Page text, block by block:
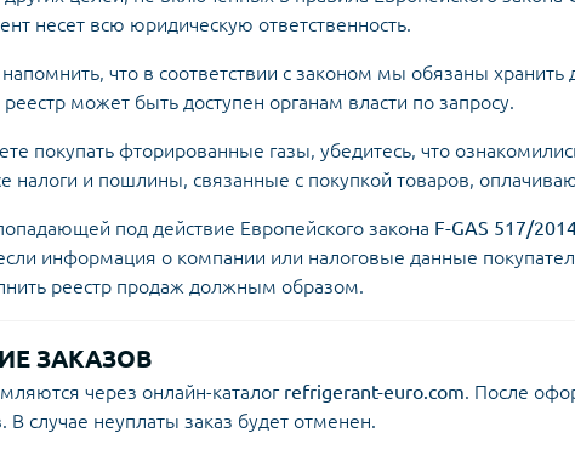
несет всю юридическую ответственность.
что в соответствии с законом мы обязаны
может быть доступен органам власти по запросу.
покупать фторированные газы, убедитесь, что
налоги и пошлины, связанные с покупкой товаров,
под действие Европейского закона F-GAS 517/
информация о компании или налоговые данные
реестр продаж должным образом.
ЗАКАЗОВ
через онлайн-каталог refrigerant-euro.com. После
В случае неуплаты заказ будет отменен.